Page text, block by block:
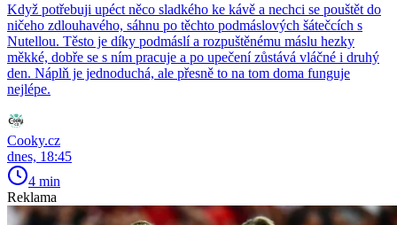
Když potřebuji upéct něco sladkého ke kávě a nechci se pouštět do
ničeho zdlouhavého, sáhnu po těchto podmáslových šátečcích s
Nutellou. Těsto je díky podmáslí a rozpuštěnému máslu hezky
měkké, dobře se s ním pracuje a po upečení zůstává vláčné i druhý
den. Náplň je jednoduchá, ale přesně to na tom doma funguje
nejlépe.
Cooky.cz
dnes, 18:45
4 min
Reklama